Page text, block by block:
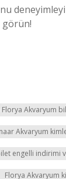
görün!
Akvaryum
Akvaryum
engelli indirimi
Florya Akvaryum